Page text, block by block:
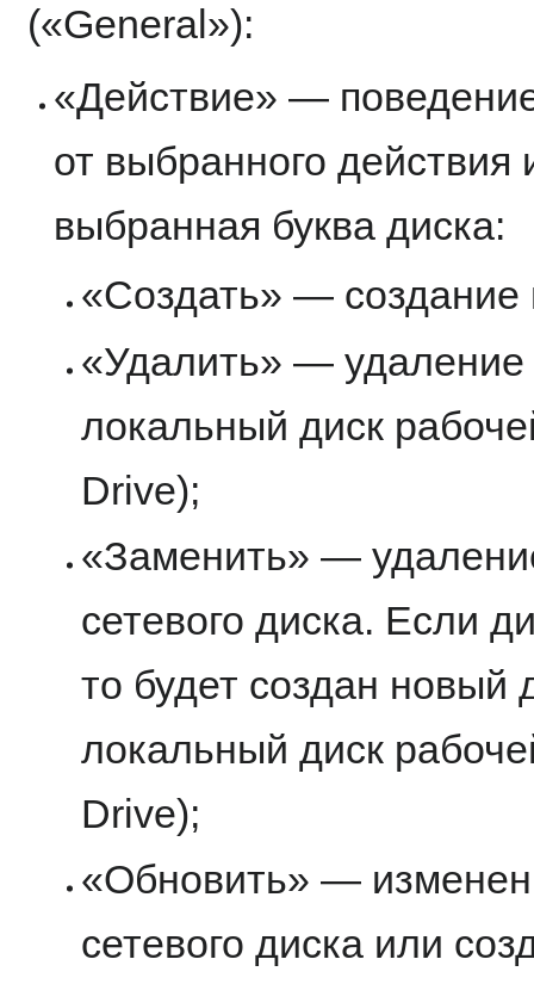
(«General»):
«Действие» —
от выбранного действия
выбранная буква диска:
«Создать» — создание
«Удалить» — удаление
локальный диск
Drive);
«Заменить» —
сетевого диска. Если
то будет создан новый
локальный диск
Drive);
«Обновить» —
сетевого диска или